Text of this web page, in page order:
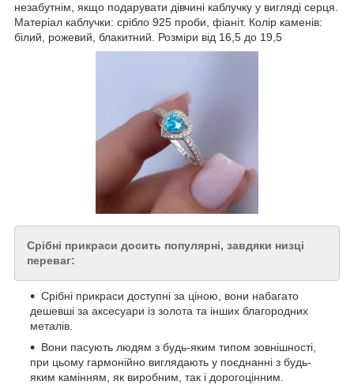
незабутнім, якщо подарувати дівчині каблучку у вигляді серця.
Матеріал каблучки: срібло 925 проби, фіаніт. Колір каменів:
білий, рожевий, блакитний. Розміри від 16,5 до 19,5
Срібні прикраси досить популярні, завдяки низці
переваг:
Срібні прикраси доступні за ціною, вони набагато
дешевші за аксесуари із золота та інших благородних
металів.
Вони пасують людям з будь-яким типом зовнішності,
при цьому гармонійно виглядають у поєднанні з будь-
яким камінням, як виробним, так і дорогоцінним.